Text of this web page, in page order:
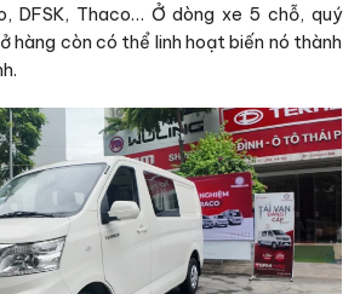
DFSK, Thaco… Ở dòng xe 5 chỗ, quý
hàng còn có thể linh hoạt biến nó thành